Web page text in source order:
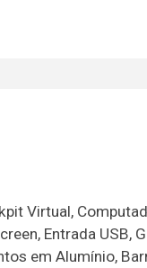
Virtual,
Entrada USB,
em Alumínio,